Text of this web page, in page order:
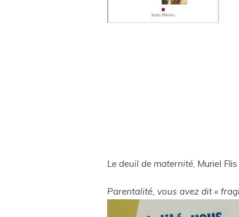
Le deuil de maternité, Muriel
Parentalité, vous avez dit «